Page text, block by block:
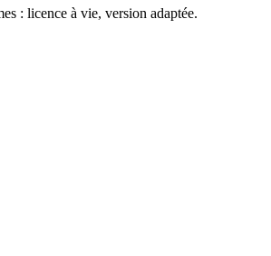
: licence à vie, version adaptée.